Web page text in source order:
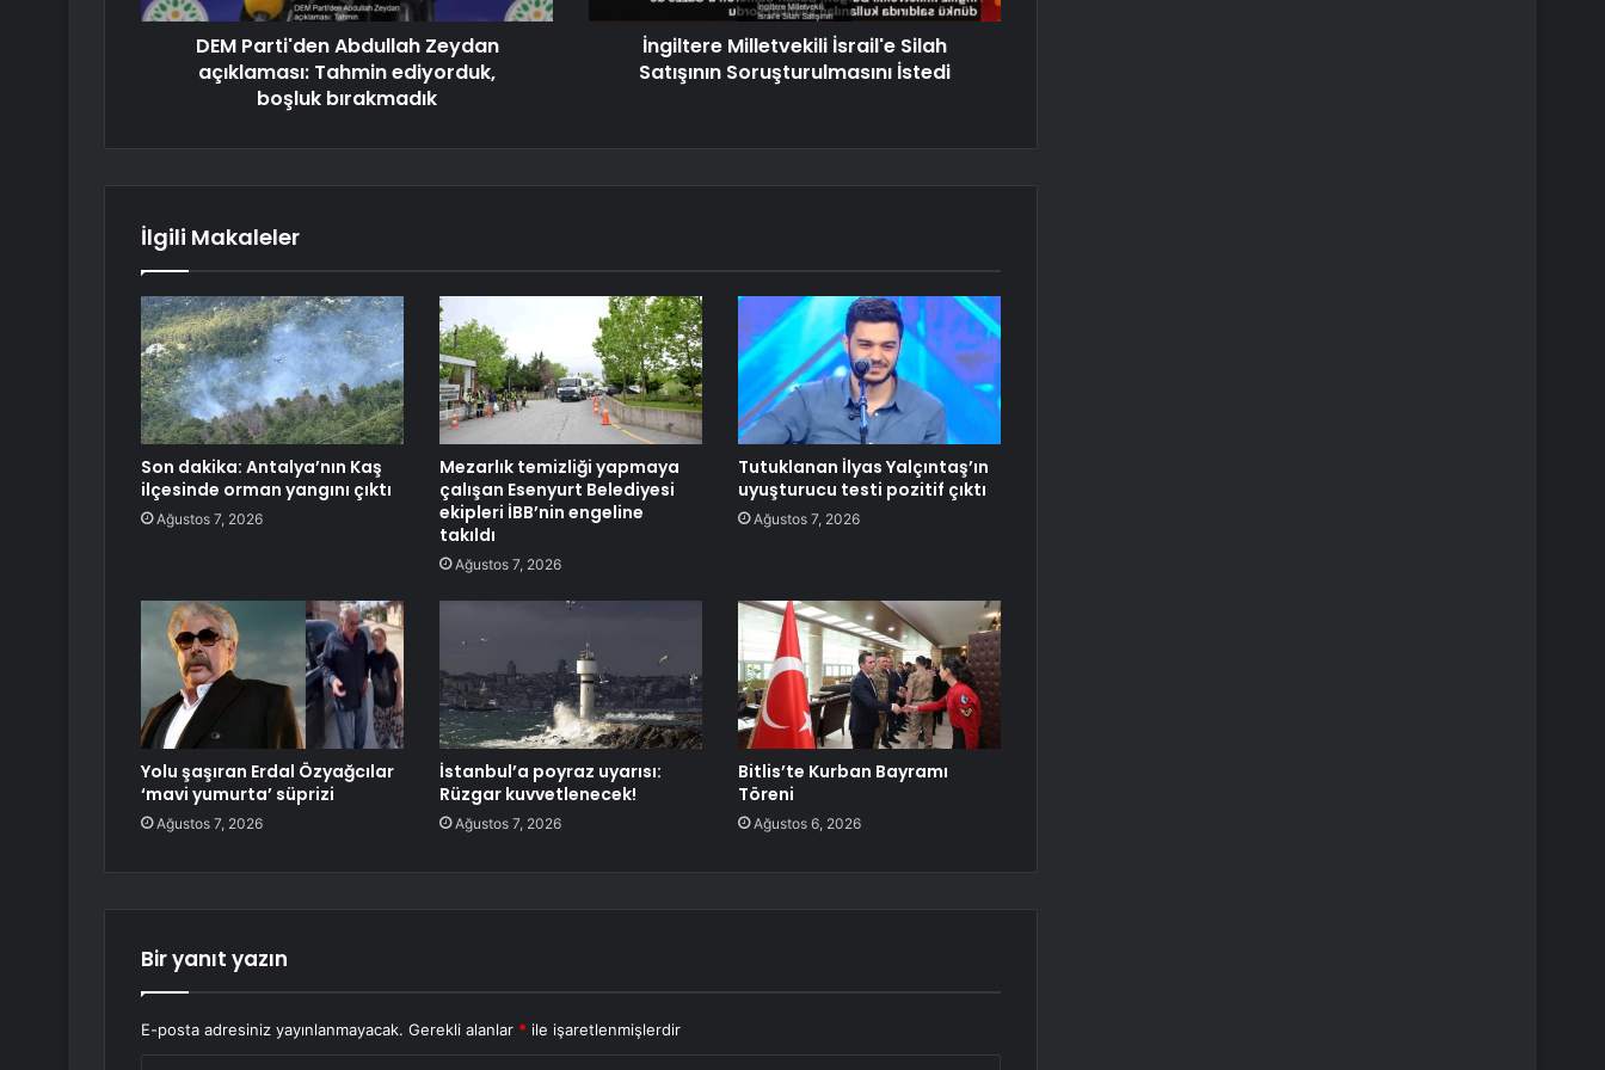
DEM Parti'den Abdullah Zeydan
açıklaması: Tahmin ediyorduk,
boşluk bırakmadık
İngiltere Milletvekili İsrail'e Silah
Satışının Soruşturulmasını İstedi
İlgili Makaleler
Son dakika: Antalya’nın Kaş
ilçesinde orman yangını çıktı
Ağustos 7, 2026
Mezarlık temizliği yapmaya
çalışan Esenyurt Belediyesi
ekipleri İBB’nin engeline
takıldı
Ağustos 7, 2026
Tutuklanan İlyas Yalçıntaş’ın
uyuşturucu testi pozitif çıktı
Ağustos 7, 2026
Yolu şaşıran Erdal Özyağcılar
‘mavi yumurta’ süprizi
Ağustos 7, 2026
İstanbul’a poyraz uyarısı:
Rüzgar kuvvetlenecek!
Ağustos 7, 2026
Bitlis’te Kurban Bayramı
Töreni
Ağustos 6, 2026
Bir yanıt yazın
E-posta adresiniz yayınlanmayacak. Gerekli alanlar * ile işaretlenmişlerdir